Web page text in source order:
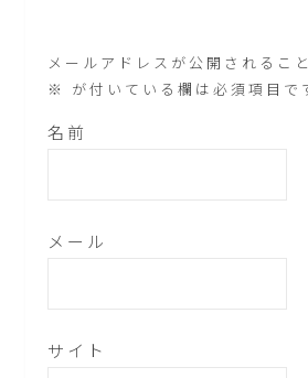
メールアドレスが公開されるこ
※
が付いている欄は必須項目で
名前
メール
サイト